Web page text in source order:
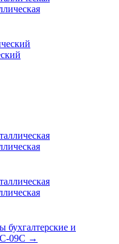
бухгалтерские и
09С →